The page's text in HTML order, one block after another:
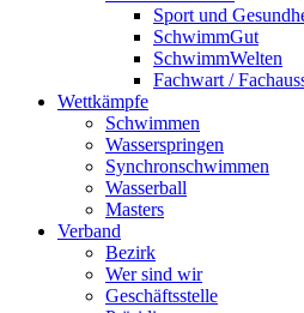
Sport und
SchwimmGut
SchwimmWelten
Fachwart /
Wettkämpfe
Schwimmen
Wasserspringen
Synchronschwimmen
Wasserball
Masters
Verband
Bezirk
Wer sind wir
Geschäftsstelle